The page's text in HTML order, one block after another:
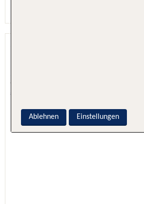
5.7 - 100 % Weiterempfehlung
Ablehnen Einstellungen